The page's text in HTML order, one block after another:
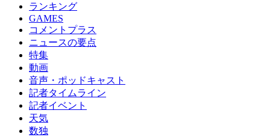
ランキング
GAMES
コメントプラス
ニュースの要点
特集
動画
音声・ポッドキャスト
記者タイムライン
記者イベント
天気
数独